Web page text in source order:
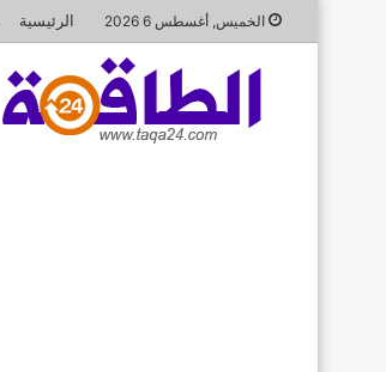
الخميس, أغسطس 6 2026 الرئيسية